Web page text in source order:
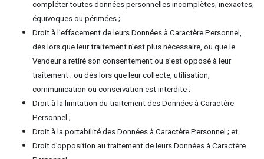
compléter toutes données personnelles incomplètes, inexactes,
équivoques ou périmées ;
Droit à l’effacement de leurs Données à Caractère Personnel,
dès lors que leur traitement n’est plus nécessaire, ou que le
Vendeur a retiré son consentement ou s’est opposé à leur
traitement ; ou dès lors que leur collecte, utilisation,
communication ou conservation est interdite ;
Droit à la limitation du traitement des Données à Caractère
Personnel ;
Droit à la portabilité des Données à Caractère Personnel ; et
Droit d’opposition au traitement de leurs Données à Caractère